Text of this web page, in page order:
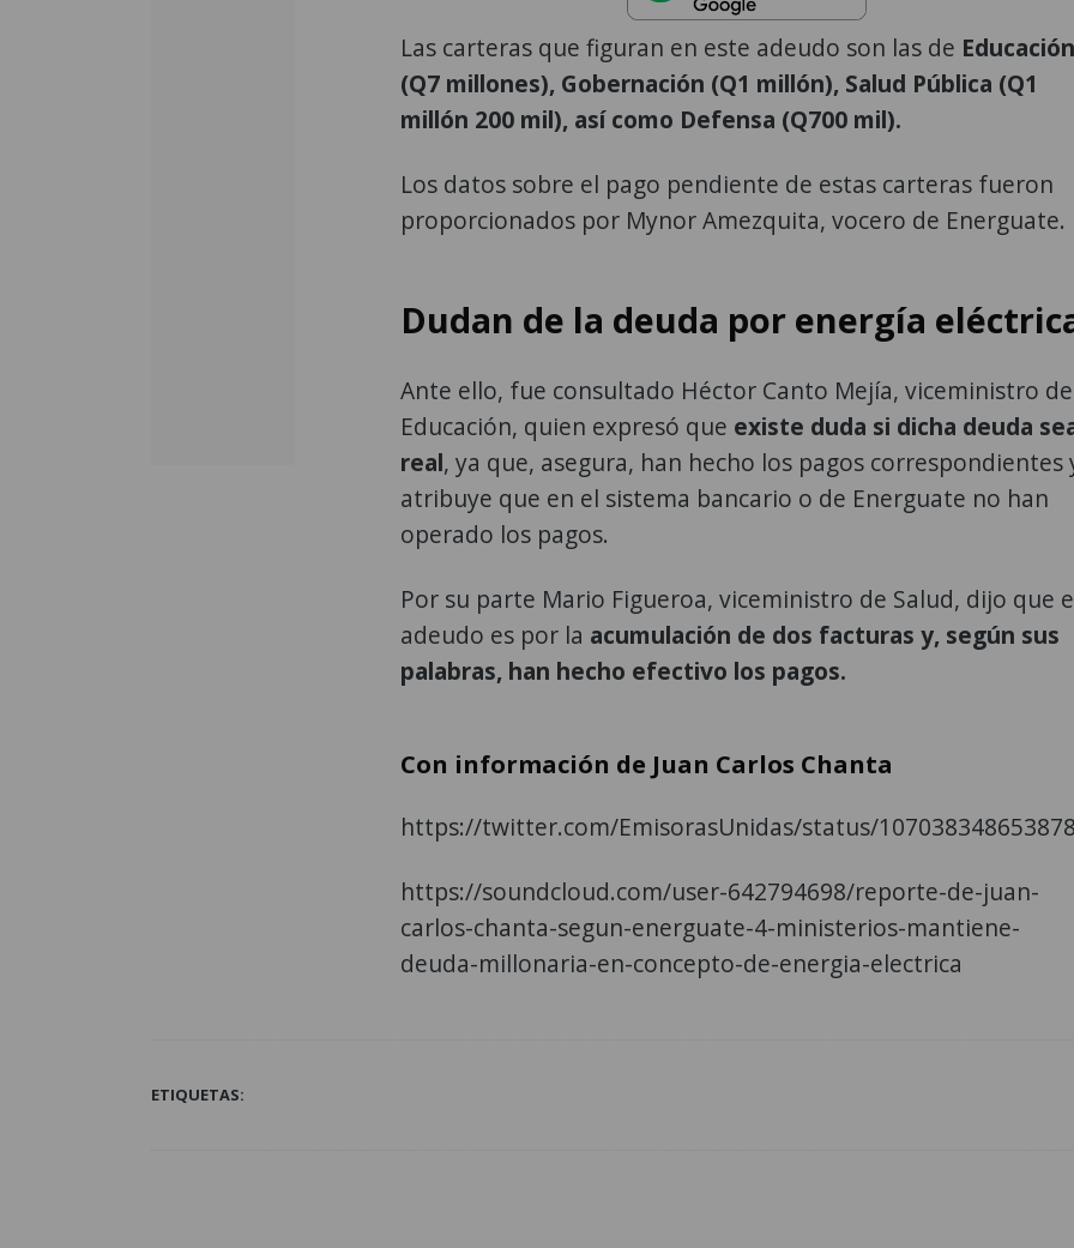
Las carteras que figuran en este adeudo son las de Educación
(Q7 millones), Gobernación (Q1 millón), Salud Pública (Q1
millón 200 mil), así como Defensa (Q700 mil).
Los datos sobre el pago pendiente de estas carteras fueron
proporcionados por Mynor Amezquita, vocero de Energuate.
Dudan de la deuda por energía
Ante ello, fue consultado Héctor Canto Mejía, viceministro de
Educación, quien expresó que existe duda si dicha deuda
real, ya que, asegura, han hecho los pagos correspondientes
atribuye que en el sistema bancario o de Energuate no han
operado los pagos.
Por su parte Mario Figueroa, viceministro de Salud, dijo que
adeudo es por la acumulación de dos facturas y, según sus
palabras, han hecho efectivo los pagos.
Con información de Juan Carlos Chanta
https://twitter.com/EmisorasUnidas/status/
https://soundcloud.com/user-642794698/reporte-de-juan-
carlos-chanta-segun-energuate-4-ministerios-mantiene-
deuda-millonaria-en-concepto-de-energia-electrica
ETIQUETAS: